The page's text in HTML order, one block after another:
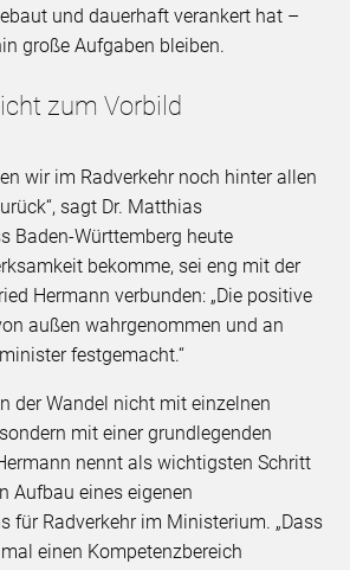
und dauerhaft verankert hat –
große Aufgaben bleiben.
zum Vorbild
wir im Radverkehr noch hinter allen
sagt Dr. Matthias
Baden-Württemberg heute
bekomme, sei eng mit der
Hermann verbunden: „Die positive
außen wahrgenommen und an
festgemacht.“
der Wandel nicht mit einzelnen
mit einer grundlegenden
nennt als wichtigsten Schritt
Aufbau eines eigenen
für Radverkehr im Ministerium. „Dass
einen Kompetenzbereich